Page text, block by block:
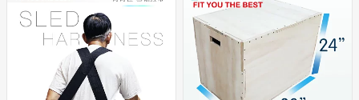
男裝 化妝保養 情趣用品
日本購物 電子/紙本書
HOT